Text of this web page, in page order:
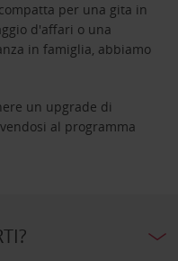
per una gita in
d'affari o una
in famiglia, abbiamo
un upgrade di
al programma